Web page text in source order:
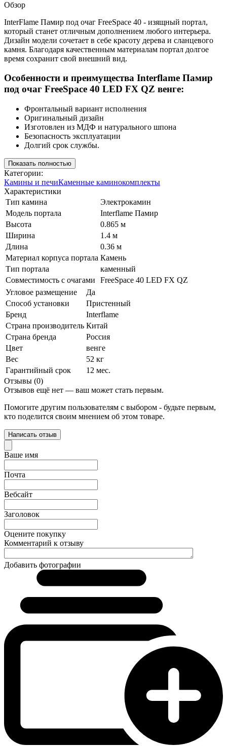
Обзор
InterFlame Памир под очаг FreeSpace 40 - изящный портал,
который станет отличным дополнением любого интерьера.
Дизайн модели сочетает в себе красоту дерева и сланцевого
камня. Благодаря качественным материалам портал долгое
время сохранит свой внешний вид.
Особенности и преимущества Interflame Памир
под очаг FreeSpace 40 LED FX QZ венге:
Фронтальный вариант исполнения
Оригинальный дизайн
Изготовлен из МДФ и натурального шпона
Безопасность эксплуатации
Долгий срок службы.
Показать полностью
Категории:
Камины и печиКаменные каминокомплекты
Характеристики
Тип камина
Электрокамин
Модель портала
Interflame Памир
Высота
0.865 м
Ширина
1.4 м
Длина
0.36 м
Материал корпуса портала Камень
Тип портала
каменный
Совместимость с очагами
FreeSpace 40 LED FX QZ
Угловое размещение
Да
Способ установки
Пристенный
Бренд
Interflame
Страна производитель Китай
Страна бренда
Россия
Цвет
венге
Вес
52 кг
Гарантийный срок
12 мес.
Отзывы (0)
Отзывов ещё нет — ваш может стать первым.
Помогите другим пользователям с выбором - будьте первым,
кто поделится своим мнением об этом товаре.
Написать отзыв
Ваше имя
Почта
Вебсайт
Заголовок
Оцените покупку
Комментарий к отзыву
Добавить фотографии